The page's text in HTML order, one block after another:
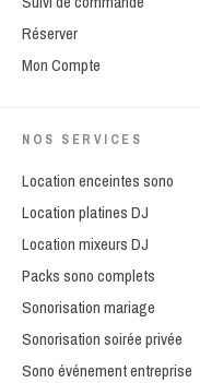
Réserver
Mon Compte
NOS SERVICES
Location enceintes sono
Location platines DJ
Location mixeurs DJ
Packs sono complets
Sonorisation mariage
Sonorisation soirée privée
Sono événement entreprise